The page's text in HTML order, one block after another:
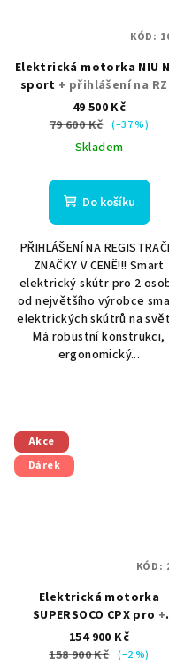
Elektrická motorka NIU
sport + přihlášení na
helma nebo kufr jako
dárek
49 500 Kč
79 600 Kč (–37 %)
Skladem
Do košíku
PŘIHLÁŠENÍ NA
ZNAČKY V CENĚ!!! Smart
elektrický skútr pro 2
od největšího výrobce
elektrických skútrů na
Má robustní konstrukci,
ergonomický...
KÓD:
Akce
Dárek
Elektrická motorka
SUPERSOCO CPX pro +
přihlášení na RZ + helma
nebo kufr jako dárek
154 900 Kč
158 900 Kč (–2 %)
KÓD: